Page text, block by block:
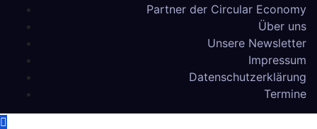
Partner der Circular Economy
Über uns
Unsere Newsletter
Impressum
Datenschutzerklärung
Termine